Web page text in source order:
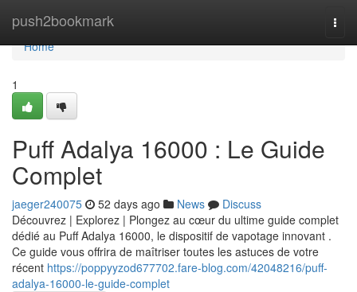
push2bookmark
Home
Home
1
Puff Adalya 16000 : Le Guide
Complet
jaeger240075 52 days ago News
Discuss
Découvrez | Explorez | Plongez au cœur du ultime guide complet
dédié au Puff Adalya 16000, le dispositif de vapotage innovant .
Ce guide vous offrira de maîtriser toutes les astuces de votre
récent https://poppyyzod677702.fare-blog.com/42048216/puff-
adalya-16000-le-guide-complet